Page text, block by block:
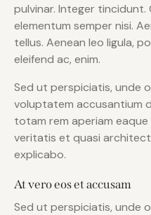
pulvinar. Integer tincidunt.
elementum semper nisi.
tellus. Aenean leo ligula,
eleifend ac, enim.
Sed ut perspiciatis, unde
voluptatem accusantium
totam rem aperiam
veritatis et quasi
explicabo.
At vero eos et accusam
Sed ut perspiciatis, unde